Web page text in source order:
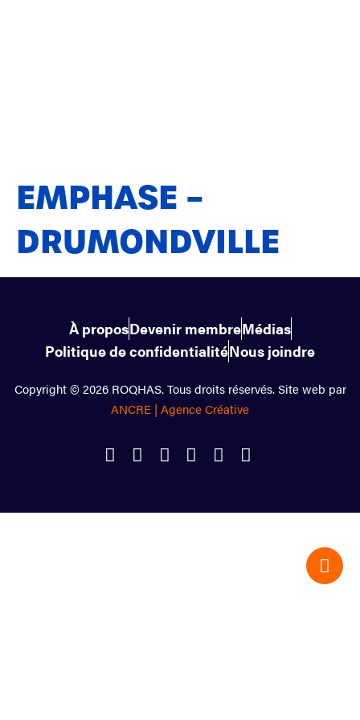
EMPHASE –
DRUMONDVILLE
À proposDevenir membreMédias
Politique de confidentialitéNous joindre
Copyright © 2026 ROQHAS. Tous droits réservés. Site web par
ANCRE | Agence Créative